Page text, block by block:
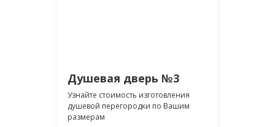
Душевая дверь №3
Узнайте стоимость изготовления
душевой перегородки по Вашим
размерам